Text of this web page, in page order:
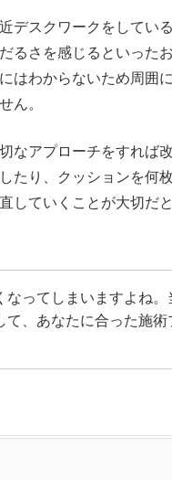
デスクワークをしてい
るさを感じるといった
はわからないため周囲
ん。
なアプローチをすれば
たり、クッションを何
していくことが大切だ
ってしまいますよね。
、あなたに合った施術